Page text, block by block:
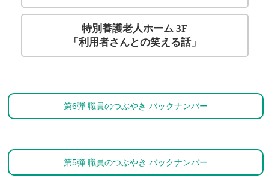
特別養護老人ホーム 3F
「利用者さんとの笑える話」
第6弾 職員のつぶやき バックナンバー
第5弾 職員のつぶやき バックナンバー